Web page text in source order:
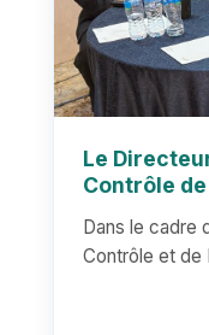
Le
Contrôle
la réunion
Contrôle et
Dans le cadre
Contrôle et de